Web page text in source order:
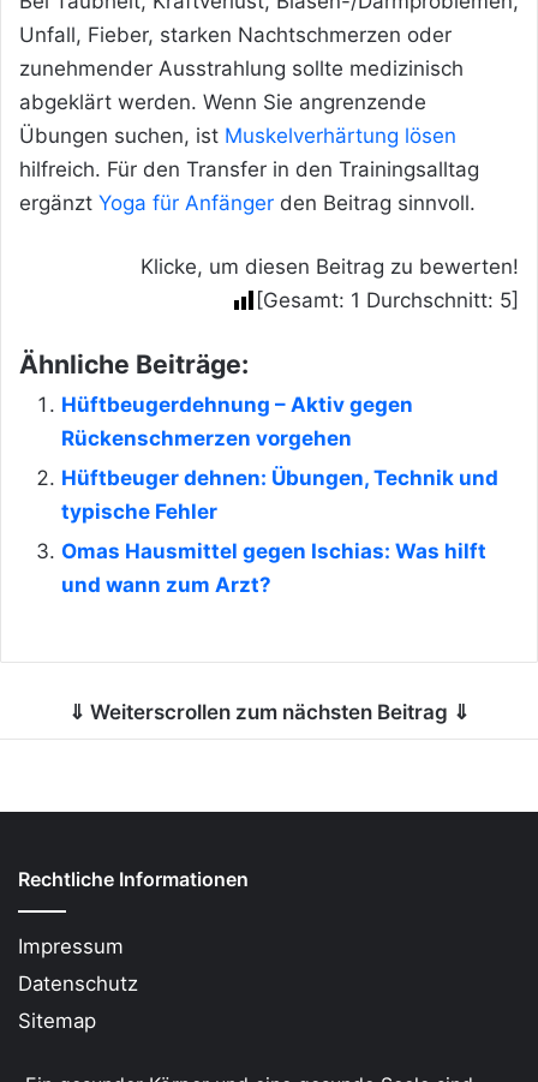
Unfall, Fieber, starken Nachtschmerzen oder
zunehmender Ausstrahlung sollte medizinisch
abgeklärt werden. Wenn Sie angrenzende
Übungen suchen, ist Muskelverhärtung lösen
hilfreich. Für den Transfer in den Trainingsalltag
ergänzt Yoga für Anfänger den Beitrag sinnvoll.
Klicke, um diesen Beitrag zu bewerten!
[Gesamt: 1 Durchschnitt: 5]
Ähnliche Beiträge:
Hüftbeugerdehnung – Aktiv gegen
Rückenschmerzen vorgehen
Hüftbeuger dehnen: Übungen, Technik und
typische Fehler
Omas Hausmittel gegen Ischias: Was hilft
und wann zum Arzt?
⇓ Weiterscrollen zum nächsten Beitrag ⇓
Rechtliche Informationen
Impressum
Datenschutz
Sitemap